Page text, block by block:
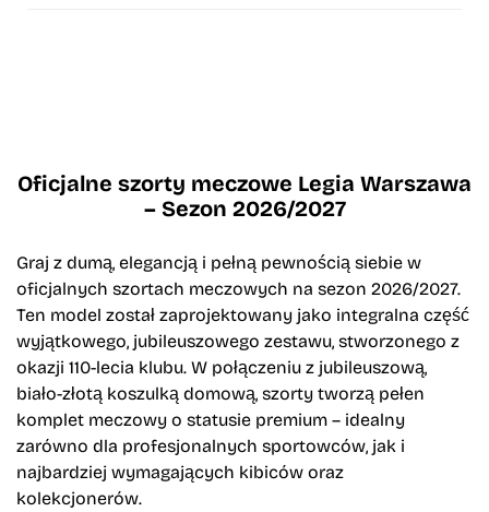
Oficjalne szorty meczowe Legia Warszawa
– Sezon 2026/2027
Graj z dumą, elegancją i pełną pewnością siebie w
oficjalnych szortach meczowych na sezon 2026/2027.
Ten model został zaprojektowany jako integralna część
wyjątkowego, jubileuszowego zestawu, stworzonego z
okazji 110-lecia klubu. W połączeniu z jubileuszową,
biało-złotą koszulką domową, szorty tworzą pełen
komplet meczowy o statusie premium – idealny
zarówno dla profesjonalnych sportowców, jak i
najbardziej wymagających kibiców oraz
kolekcjonerów.